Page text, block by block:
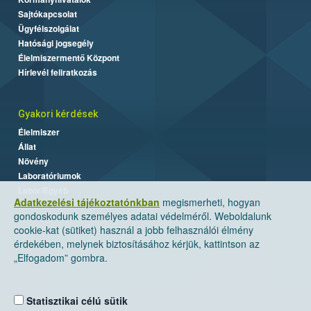
Adatkezelési tájékoztatónkban megismerheti, hogyan
gondoskodunk személyes adatai védelméről. Weboldalunk
cookie-kat (sütiket) használ a jobb felhasználói élmény
érdekében, melynek biztosításához kérjük, kattintson az
„Elfogadom” gombra.
Statisztikai célú sütik
Sajtókapcsolat
Ügyfélszolgálat
Hatósági jogsegély
Élelmiszermentő Központ
Hírlevél feliratkozás
Gyakori kérdések
Élelmiszer
Állat
Növény
Laboratóriumok